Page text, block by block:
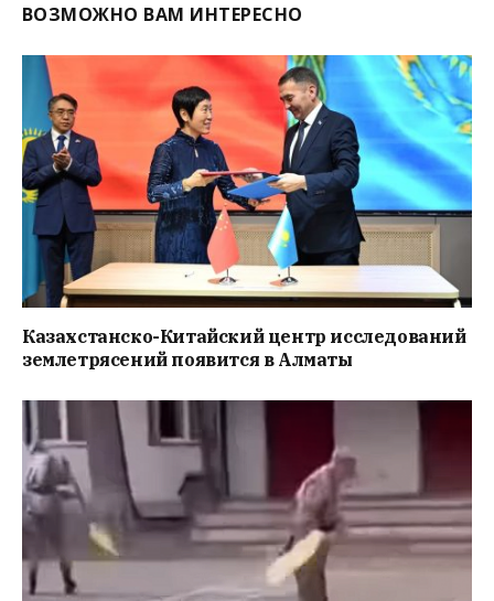
ВОЗМОЖНО ВАМ ИНТЕРЕСНО
Казахстанско-Китайский центр исследований
землетрясений появится в Алматы